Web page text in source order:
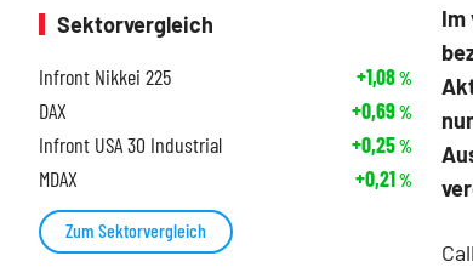
Im
Sektorvergleich
Infront Nikkei 225
+1,08%
DAX +0,69%
Infront USA 30 Industrial +0,25%
MDAX +0,21%
Zum Sektorvergleich